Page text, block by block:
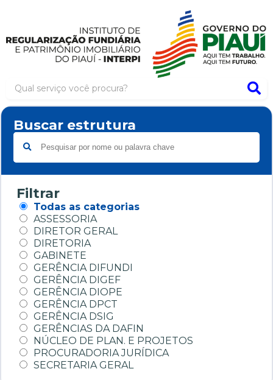
Buscar estrutura
Search
Filtrar
Todas as categorias
ASSESSORIA
DIRETOR GERAL
DIRETORIA
GABINETE
GERÊNCIA DIFUNDI
GERÊNCIA DIGEF
GERÊNCIA DIOPE
GERÊNCIA DPCT
GERÊNCIA DSIG
GERÊNCIAS DA DAFIN
NÚCLEO DE PLAN. E PROJETOS
PROCURADORIA JURÍDICA
SECRETARIA GERAL